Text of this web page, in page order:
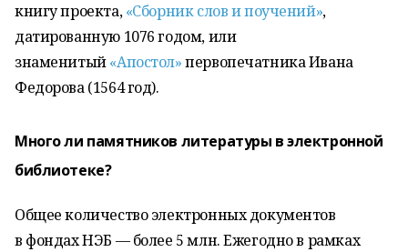
книгу проекта,«Сборник слов и поучений»,
датированную 1076 годом, или
знаменитый«Апостол»первопечатника Ивана
Федорова (1564 год).
Много ли памятников литературы в электронной
библиотеке?
Общее количество электронных документов
в фондах НЭБ — более 5 млн. Ежегодно в рамках